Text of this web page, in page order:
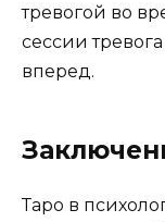
тревогой во
сессии
вперед.
Таро в